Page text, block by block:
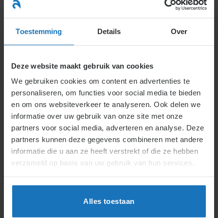
Toestemming Details Over
Deze website maakt gebruik van cookies
We gebruiken cookies om content en advertenties te
personaliseren, om functies voor social media te bieden
en om ons websiteverkeer te analyseren. Ook delen we
informatie over uw gebruik van onze site met onze
partners voor social media, adverteren en analyse. Deze
partners kunnen deze gegevens combineren met andere
informatie die u aan ze heeft verstrekt of die ze hebben
verzameld op basis van uw gebruik van hun services.
Alles toestaan
naar
inhoud